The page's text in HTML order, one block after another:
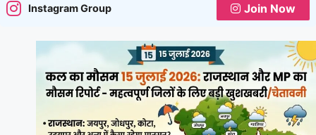
Instagram Group Join Now